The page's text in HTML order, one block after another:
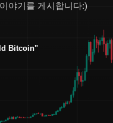
야기를 게시합니다:)
Bitcoin"